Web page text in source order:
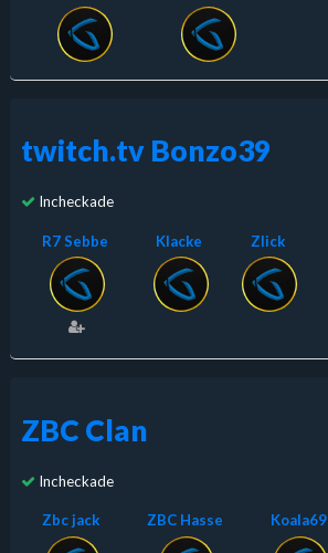
twitch.tv Bonzo39
Incheckade
R7 Sebbe Klacke Zlick
ZBC Clan
Incheckade
Zbc jack ZBC Hasse Koala69